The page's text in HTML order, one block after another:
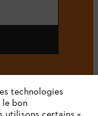
technologies
le bon